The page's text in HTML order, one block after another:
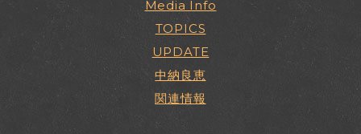
Media Info
TOPICS
UPDATE
中納良恵
関連情報